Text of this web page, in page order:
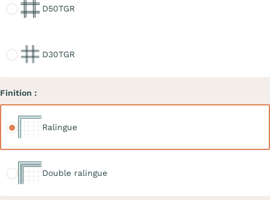
D50TGR
D30TGR
Finition :
Ralingue
Double ralingue